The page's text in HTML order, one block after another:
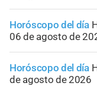
Horóscopo del día
06 de agosto de
Horóscopo del día
de agosto de 2026